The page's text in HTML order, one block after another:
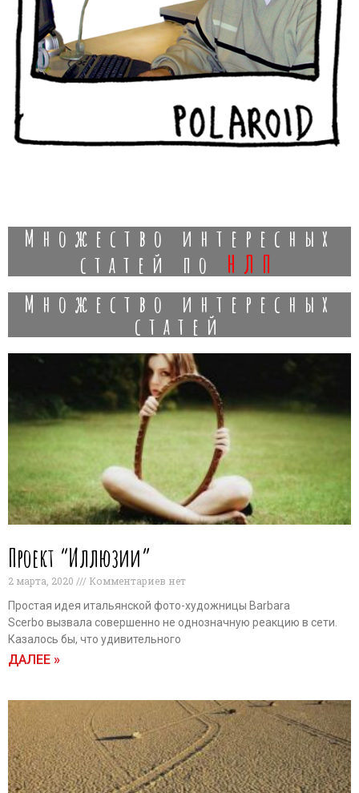
Множество интересных
статей по нлп
Множество интересных
статей
Проект “Иллюзии”
2 марта, 2020
Комментариев нет
Простая идея итальянской фото-художницы Barbara
Scerbo вызвала совершенно не однозначную реакцию в сети.
Казалось бы, что удивительного
ДАЛЕЕ »